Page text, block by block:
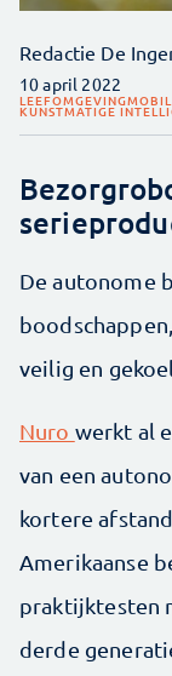
Redactie De
10 april 2022
LEEFOMGEVING
KUNSTMATIGE
De autonome
veilig en
Nuro werkt al
van een
kortere
Amerikaanse
praktijktesten
derde